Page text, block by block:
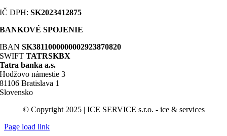
IČ DPH:SK2023412875
BANKOVÉ SPOJENIE
IBANSK3811000000002923870820
SWIFT TATRSKBX
Tatra banka a.s.
Hodžovo námestie 3
81106 Bratislava 1
Slovensko
© Copyright 2025 | ICE SERVICE s.r.o. - ice & services
Page load link